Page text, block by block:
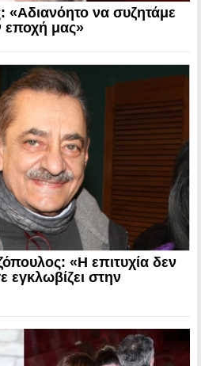
να συζητάμε
εποχή μας»
«Η επιτυχία δεν
εγκλωβίζει στην